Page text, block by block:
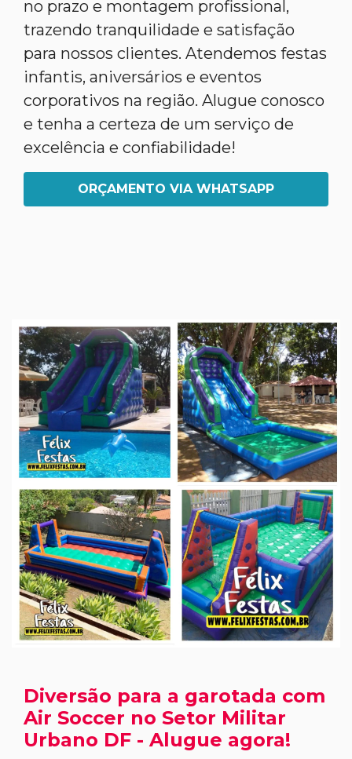
no prazo e montagem profissional,
trazendo tranquilidade e satisfação
para nossos clientes. Atendemos festas
infantis, aniversários e eventos
corporativos na região. Alugue conosco
e tenha a certeza de um serviço de
excelência e confiabilidade!
ORÇAMENTO VIA WHATSAPP
Diversão para a garotada com
Air Soccer no Setor Militar
Urbano DF - Alugue agora!